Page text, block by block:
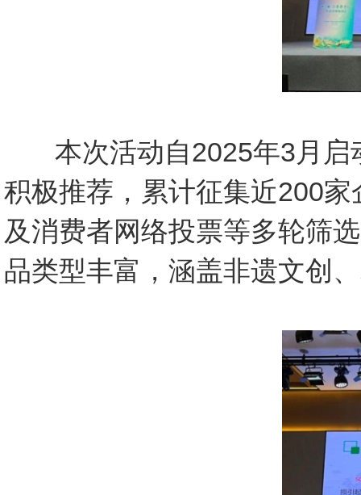
本次活动自2025年3月启
积极推荐，累计征集近200
及消费者网络投票等多轮筛
品类型丰富，涵盖非遗文创